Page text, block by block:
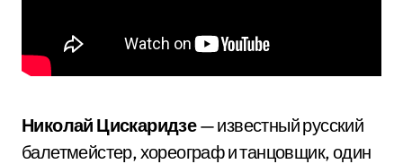
Николай Цискаридзе— известный русский
балетмейстер, хореограф и танцовщик, один